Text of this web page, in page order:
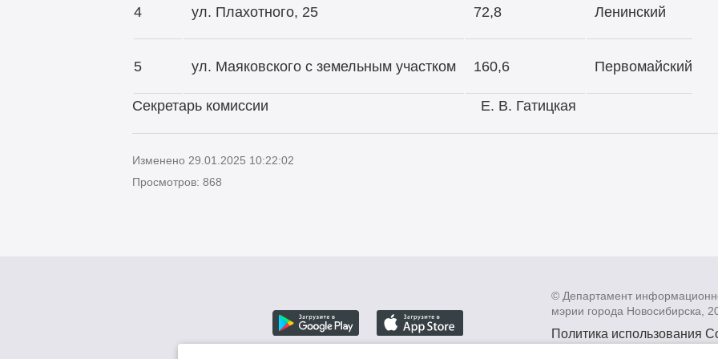
4 ул. Плахотного, 25 72,8 Ленинский
5 ул. Маяковского с земельным участком 160,6 Первомайский
Секретарь комиссии Е. В. Гатицкая
Изменено 29.01.2025 10:22:02
Просмотров: 868
© Департамент
мэрии города Новосибирска,
Политика использования